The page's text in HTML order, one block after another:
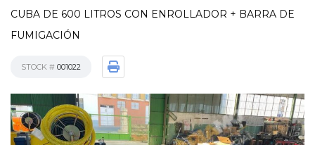
CUBA DE 600 LITROS CON ENROLLADOR + BARRA DE
FUMIGACIÓN
STOCK # 001022